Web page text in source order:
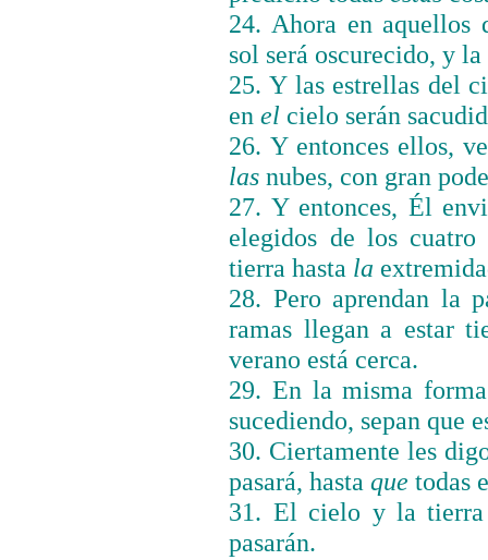
24. Ahora en aquellos
sol será oscurecido, y
25. Y las estrellas del
enel cielo serán
26. Y entonces ellos,
las nubes, con gran
27. Y entonces, Él
elegidos de los
tierra hasta la
28. Pero aprendan la
ramas llegan a estar
verano está cerca.
29. En la misma
sucediendo, sepan que
30. Ciertamente les
pasará, hastaque todas
31. El cielo y la tierra
pasarán.